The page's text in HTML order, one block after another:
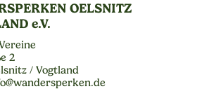
OELSNITZ
e.V.
2
/ Vogtland